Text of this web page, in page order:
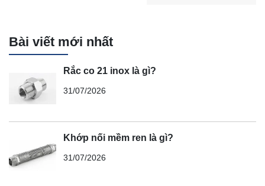
Bài viết mới nhất
Rắc co 21 inox là gì?
31/07/2026
Khớp nối mềm ren là gì?
31/07/2026